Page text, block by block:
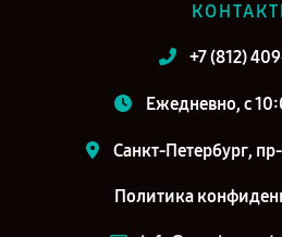
+7 (812)
Ежедневно, с
Санкт-Петербург,
Политика